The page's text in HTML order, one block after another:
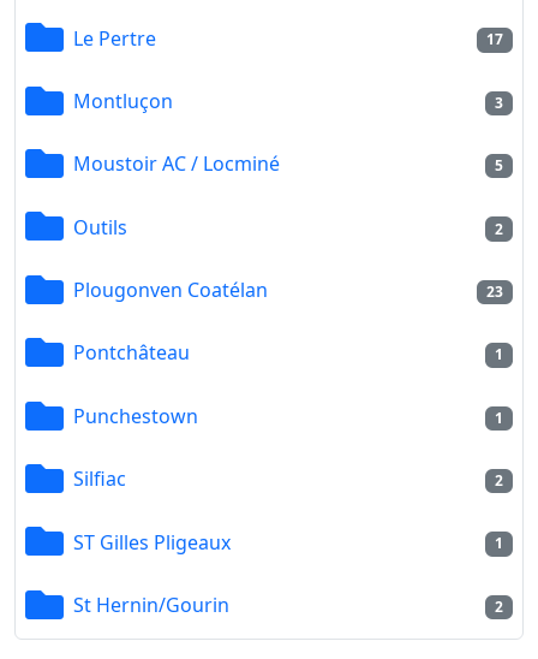
Le Pertre 17
Montluçon 3
Moustoir AC / Locminé 5
Outils 2
Plougonven Coatélan 23
Pontchâteau 1
Punchestown 1
Silfiac 2
ST Gilles Pligeaux 1
St Hernin/Gourin 2